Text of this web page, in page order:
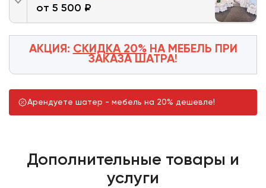
от 5 500 ₽
АКЦИЯ: СКИДКА 20%НА МЕБЕЛЬ ПРИ
ЗАКАЗА ШАТРА!
Арендуете шатер - мебель на 20% дешевле!
Дополнительные товары и
услуги